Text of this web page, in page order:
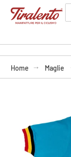
direttamente
Home Maglie